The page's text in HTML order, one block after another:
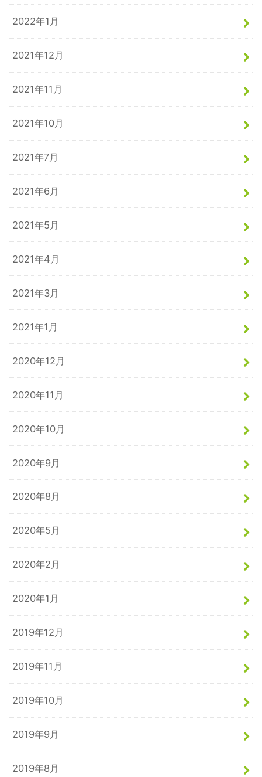
2022年1月
2021年12月
2021年11月
2021年10月
2021年7月
2021年6月
2021年5月
2021年4月
2021年3月
2021年1月
2020年12月
2020年11月
2020年10月
2020年9月
2020年8月
2020年5月
2020年2月
2020年1月
2019年12月
2019年11月
2019年10月
2019年9月
2019年8月